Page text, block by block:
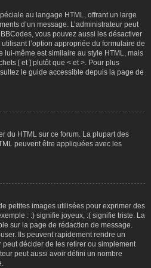
au langage HTML, offrant un large
d’un message. L’administrateur peut
vous pouvez aussi les désactiver
l’option appropriée du formulaire de
lui-même est similaire au style HTML, mais
[ et ] plutôt que < et >. Pour plus
le guide accessible depuis la page de
du HTML sur ce forum. La plupart des
peuvent être appliquées avec les
petites images utilisées pour exprimer des
: :) signifie joyeux, :( signifie triste. La
sur la page de rédaction de message.
Ils peuvent rapidement rendre un
décider de les retirer ou simplement
peut aussi avoir défini un nombre